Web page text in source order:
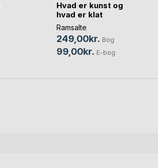
Hvad er kunst og
hvad er klat
Ramsalte
249,00kr. Bog
99,00kr. E-bog